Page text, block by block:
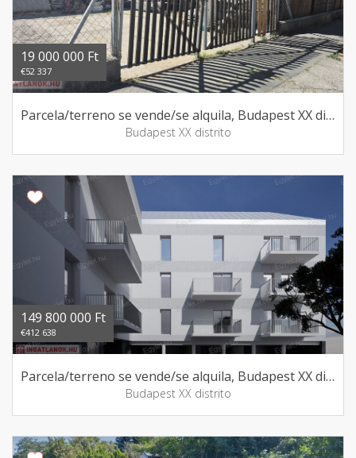
19 000 000 Ft
€52 337
Parcela/terreno se vende/se alquila, Budapest XX distrito
Budapest XX distrito
149 800 000 Ft
€412 638
Parcela/terreno se vende/se alquila, Budapest XX distrito
Budapest XX distrito